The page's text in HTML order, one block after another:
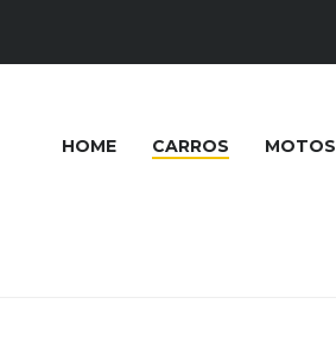
HOME CARROS MOTOS